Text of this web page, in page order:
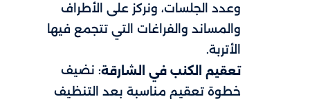
وعدد الجلسات، ونركز على الأطراف
والمساند والفراغات التي تتجمع فيها
الأتربة.
تعقيم الكنب في الشارقة: نضيف
خطوة تعقيم مناسبة بعد التنظيف